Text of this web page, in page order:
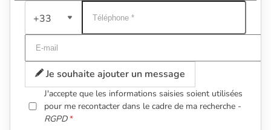
+33
Je souhaite ajouter un message
J'accepte que les informations saisies soient utilisées
pour me recontacter dans le cadre de ma recherche -
RGPD